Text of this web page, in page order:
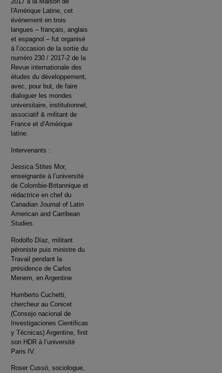
l'Amérique Latine, cet
événement en trois
langues – français, anglais
et espagnol – fut organisé
à l’occasion de la sortie du
numéro 230 / 2017-2 de la
Revue internationale des
études du développement,
avec, pour but, de faire
dialoguer les mondes
universitaire, institutionnel,
associatif & militant de
France et d’Amérique
latine.
Intervenants :
Jessica Stites Mor,
enseignante à l’université
de Colombie-Britannique et
rédactrice en chef du
Canadian Journal of Latin
American and Carribean
Studies.
Rodolfo Díaz, militant
péroniste puis ministre du
Travail pendant la
présidence de Carlos
Menem, en Argentine
Humberto Cuchetti,
chercheur au Conicet
(Consejo nacional de
Investigaciones Cientificas
y Técnicas) Argentine, finit
son HDR à l’université
Paris IV.
Roser Cussó, sociologue,